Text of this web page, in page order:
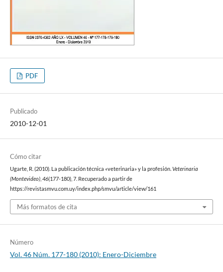
PDF
Publicado
2010-12-01
Cómo citar
Ugarte, R. (2010). La publicación técnica «veterinaria» y la profesión. Veterinaria
(Montevideo), 46(177-180), 7. Recuperado a partir de
https://revistasmvu.com.uy/index.php/smvu/article/view/161
Más formatos de cita
Número
Vol. 46 Núm. 177-180 (2010): Enero-Diciembre